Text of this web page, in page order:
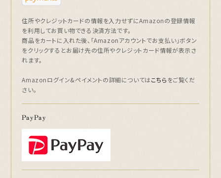
住所やクレジットカードの情報を入力せずにAmazonの登録情報
を利用してお買い物できる決済方法です。
商品をカートに入れた後、「Amazonアカウントでお支払い」ボタン
をクリックするとお届け先の住所やクレジットカード情報が表示さ
れます。
Amazonログイン&ペイメントの詳細についてはこちらをご覧くだ
さい。
PayPay